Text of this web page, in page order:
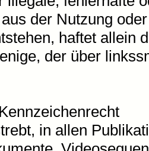
der Nutzung
haftet allein
der über
in allen